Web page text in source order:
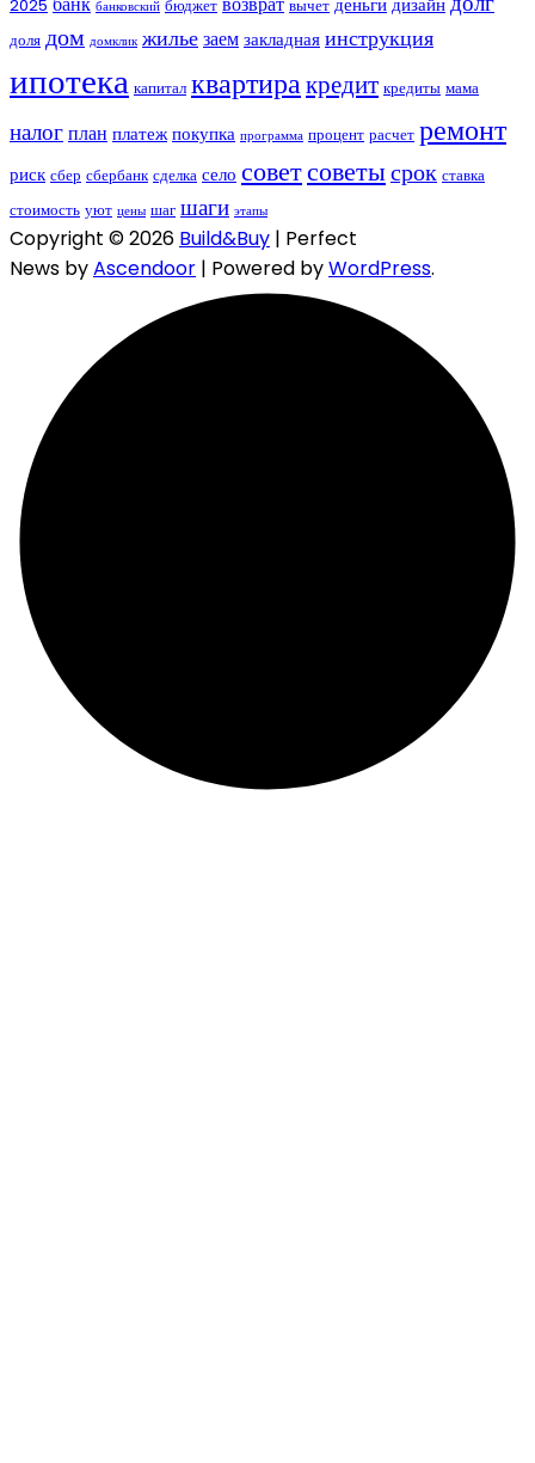
2025 банковский бюджет вычет
доля дом домклик жильезаемзакладнаяинструкция
ипотека капитал квартиракредит кредиты мама
налогплан платежпокупка программа процент расчет ремонт
риск сбер сбербанк сделка село советсоветысрок ставка
стоимость уют цены шаг шаги этапы
Copyright © 2026 Build&Buy | Perfect
News byAscendoor | Powered byWordPress.